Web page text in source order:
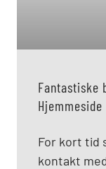
Fantastiske
For kort tid
kontakt